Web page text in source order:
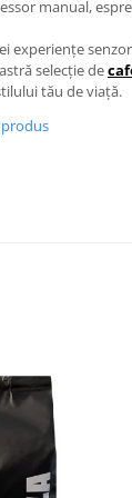
manual,
experiențe
selecție de
tău de viață.